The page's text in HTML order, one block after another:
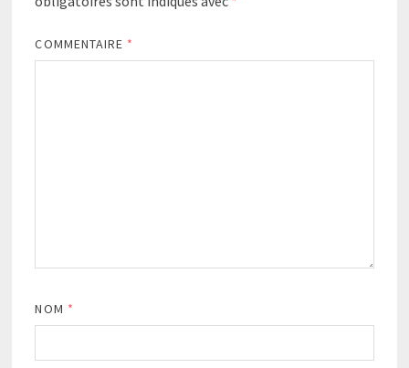
COMMENTAIRE *
NOM *